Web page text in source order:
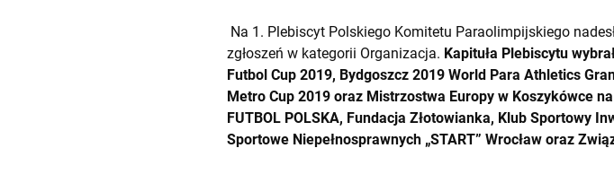
Na 1. Plebiscyt Polskiego Komitetu Paraolimpijskiego
zgłoszeń w kategorii Organizacja. Kapituła Plebiscytu
Futbol Cup 2019, Bydgoszcz 2019 World Para Athletics
Metro Cup 2019 oraz Mistrzostwa Europy w Koszykówce
FUTBOL POLSKA, Fundacja Złotowianka, Klub Sportowy
Sportowe Niepełnosprawnych „START” Wrocław oraz